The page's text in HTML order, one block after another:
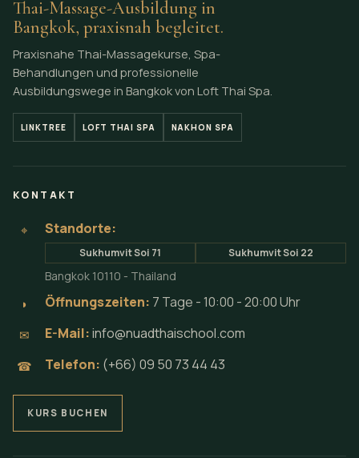
Thai-Massage-Ausbildung in
Bangkok, praxisnah begleitet.
Praxisnahe Thai-Massagekurse, Spa-
Behandlungen und professionelle
Ausbildungswege in Bangkok von Loft Thai Spa.
LINKTREE LOFT THAI SPA NAKHON SPA
KONTAKT
⌖ Standorte:
Sukhumvit Soi 71 Sukhumvit Soi 22
Bangkok 10110 - Thailand
◗ Öffnungszeiten: 7 Tage - 10:00 - 20:00 Uhr
✉ E-Mail:info@nuadthaischool.com
☎ Telefon: (+66) 09 50 73 44 43
KURS BUCHEN